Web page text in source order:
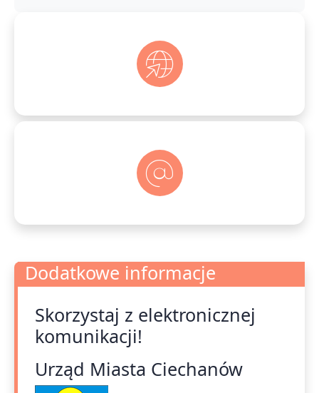
Dodatkowe informacje
Dodatkowe informacje
Skorzystaj z elektronicznej
komunikacji!
Urząd Miasta Ciechanów